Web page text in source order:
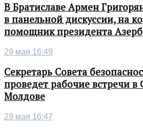
В Братиславе Армен
в панельной дискуссии, на
помощник президента
29 мая 16:49
Секретарь Совета
проведет рабочие встречи в
Молдове
29 мая 16:47